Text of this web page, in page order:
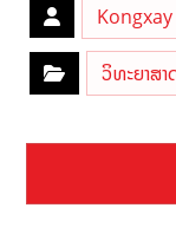
Kongxay
ວິທະຍາສາ